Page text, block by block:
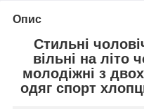
Опис
Стильні
вільні на літо
молодіжні з
одяг спорт